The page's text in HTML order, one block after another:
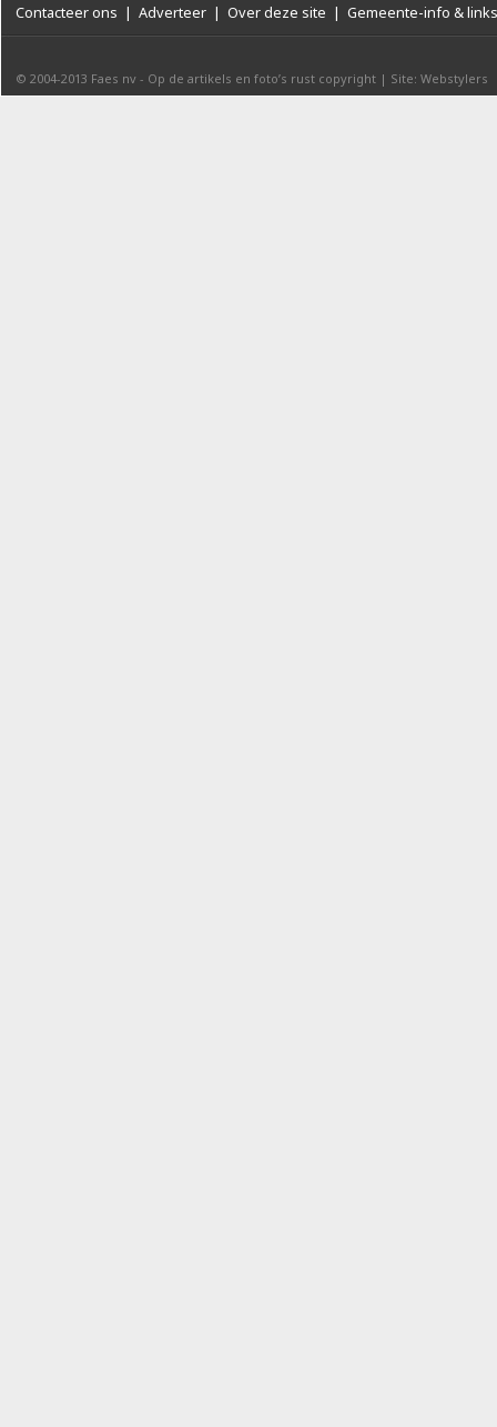
Contacteer ons | Adverteer | Over deze site | Gemeente-info & links
© 2004-2013 Faes nv - Op de artikels en foto’s rust copyright | Site: Webstylers